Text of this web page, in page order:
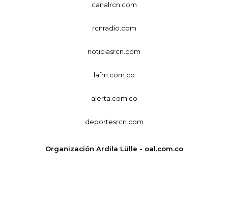
canalrcn.com
rcnradio.com
noticiasrcn.com
lafm.com.co
alerta.com.co
deportesrcn.com
Organización Ardila Lülle - oal.com.co